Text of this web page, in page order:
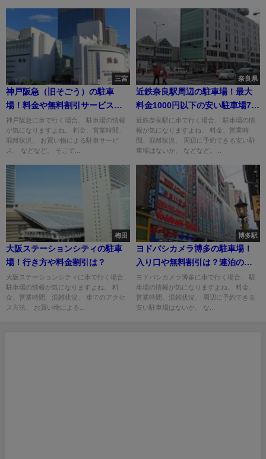
三宮
神戸阪急（旧そごう）の駐車
場！料金や無料割引サービス
は？
神戸阪急に車で行く場合、 駐車場の情報
が気になりますよね。 料金、営業時間、
混雑状況、 お買い物による駐車サービ
ス、 などなど。 そこで...
奈良県
近鉄奈良駅周辺の駐車場！最大
料金1000円以下の安い駐車場7
選！
近鉄奈良駅に車で行く場合、 駐車場の情
報が気になりますよね。 料金、営業時
間、混雑状況、 周辺に予約できる安い駐
車場はないか、 などなど。...
梅田
大阪ステーションシティの駐車
場！行き方や料金割引は？
大阪ステーションシティに車で行く場合、
駐車場の情報が気になりますよね。 料
金、営業時間、混雑状況、 車でのアクセ
ス方法、 お買い物による...
博多駅
ヨドバシカメラ博多の駐車場！
入り口や無料割引は？連泊の料
金は？
ヨドバシカメラ博多に車で行く場合、 駐
車場の情報が気になりますよね。 料金、
営業時間、混雑状況、 周辺に予約できる
安い駐車場はないか、 な...